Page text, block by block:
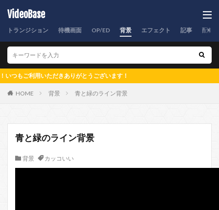
VideoBase
トランジション 待機画面 OP/ED 背景 エフェクト 記事 配信
用いただきありがとうございます！
HOME 背景 青と緑のライン背景
青と緑のライン背景
背景 カッコいい